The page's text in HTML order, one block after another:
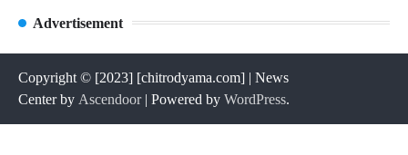
Advertisement
Copyright © [2023] [chitrodyama.com] | News
Center by Ascendoor| Powered by WordPress.